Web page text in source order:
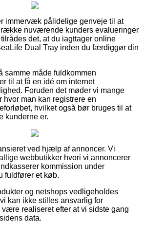
immervæk pålidelige genveje til at
nuværende kunders evalueringer
det, at du iagttager online
Dual Tray inden du færdiggør din
samme måde fuldkommen
til at få en idé om internet
Foruden det møder vi mange
hvor man kan registrere en
hvilket også bør bruges til at
kunderne er.
ved hjælp af annoncer. Vi
webbutikker hvori vi annoncerer
kommission under
fuldfører et køb.
og netshops vedligeholdes
kan ikke stilles ansvarlig for
realiseret efter at vi sidste gang
data.